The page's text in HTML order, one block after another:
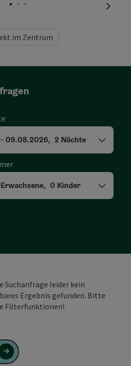
im Zentrum
- 09.08.2026, 2 Nächte
Personenfelder
Erwachsene, 0 Kinder
Suchanfrage leider kein
Ergebnis gefunden. Bitte
Filterfunktionen!